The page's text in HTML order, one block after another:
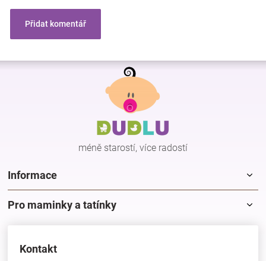
Přidat komentář
Z
méně starostí, více radostí
Informace
Pro maminky a tatínky
Kontakt